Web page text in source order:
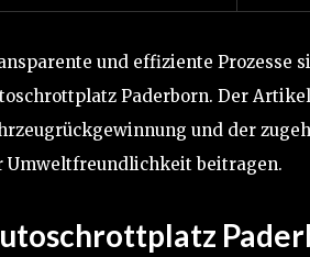
und effiziente Prozesse
Paderborn. Der
und der
Umweltfreundlichkeit beitragen.